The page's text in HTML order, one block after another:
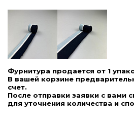
Фурнитура продается от 1
В вашей корзине
счет.
После отправки заявки с вами
для уточнения количества и